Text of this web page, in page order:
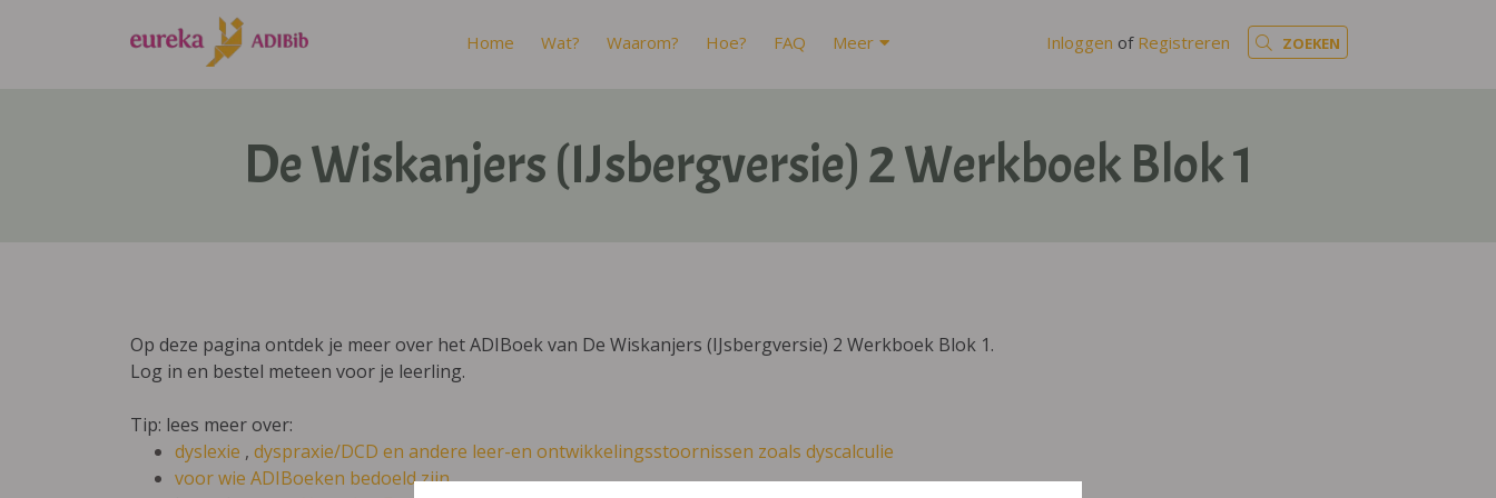
Home Wat? Waarom? Hoe? FAQ Meer Inloggen of Registreren ZOEKEN
De Wiskanjers (IJsbergversie) 2 Werkboek Blok 1
Op deze pagina ontdek je meer over het ADIBoek van De Wiskanjers (IJsbergversie) 2 Werkboek Blok 1.
Log in en bestel meteen voor je leerling.
Tip: lees meer over:
dyslexie , dyspraxie/DCD en andere leer-en ontwikkelingsstoornissen zoals dyscalculie
voor wie ADIBoeken bedoeld zijn